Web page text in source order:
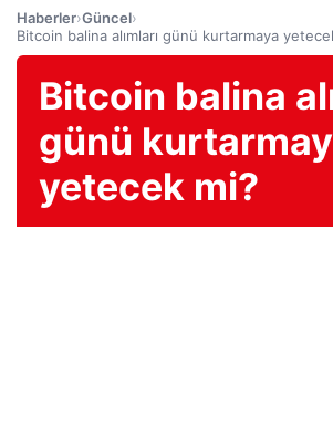
Haberler›Güncel›
Bitcoin balina alımları günü kurtarmaya
Bitcoin balina
günü
yetecek mi?